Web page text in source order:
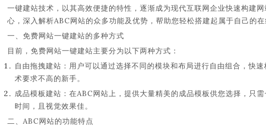
一键建站技术，以其高效便捷的特性，逐渐成为现代互联网企业快速构建
心，深入解析ABC网站的众多功能及优势，帮助您轻松搭建起属于自己的在
一、免费网站一键建站的多种方式
目前，免费网站一键建站主要分为以下两种方式：
自由拖拽建站：用户可以通过选择不同的模块和布局进行自由组合，快
术要求不高的新手。
成品模板建站：在ABC网站上，提供大量精美的成品模板供您选择，只
时间，且视觉效果佳。
二、ABC网站的功能特点